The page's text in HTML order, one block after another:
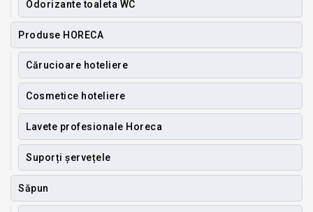
Odorizante toaleta WC
Produse HORECA
Cărucioare hoteliere
Cosmetice hoteliere
Lavete profesionale Horeca
Suporți șervețele
Săpun